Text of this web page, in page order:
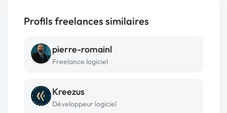
Profils freelances similaires
pierre-romainl
Freelance logiciel
Kreezus
Développeur logiciel